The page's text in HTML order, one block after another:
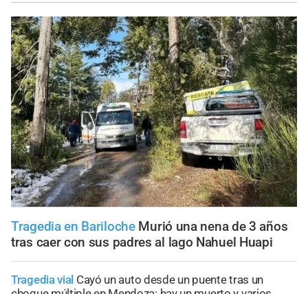
Tragedia en Bariloche Murió una nena de 3 años
tras caer con sus padres al lago Nahuel Huapi
Tragedia vial Cayó un auto desde un puente tras un